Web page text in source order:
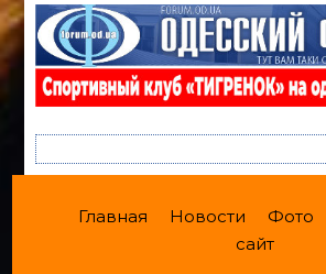
Главная Новости Фото
сайт